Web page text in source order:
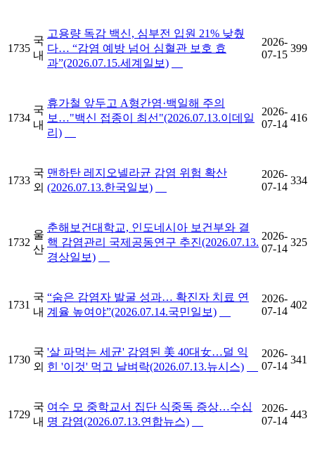
1735
국
내
고용량 독감 백신, 심부전 입원 21% 낮췄
다… “감염 예방 넘어 심혈관 보호 효
과”(2026.07.15.세계일보)
2026-
07-15
399
1734
국
내
휴가철 앞두고 A형간염·백일해 주의
보…"백신 접종이 최선"(2026.07.13.이데일
리)
2026-
07-14
416
1733
국
외
맨하탄 레지오넬라균 감염 위험 확산
(2026.07.13.한국일보)
2026-
07-14
334
1732
울
산
춘해보건대학교, 인도네시아 보건부와 결
핵 감염관리 국제공동연구 추진(2026.07.13.
경상일보)
2026-
07-14
325
1731
국
내
“숨은 감염자 발굴 성과… 확진자 치료 연
계율 높여야”(2026.07.14.국민일보)
2026-
07-14
402
1730
국
외
'살 파먹는 세균' 감염된 美 40대女…덜 익
힌 '이것' 먹고 날벼락(2026.07.13.뉴시스)
2026-
07-14
341
1729
국
내
여수 모 중학교서 집단 식중독 증상…수십
명 감염(2026.07.13.연합뉴스)
2026-
07-14
443